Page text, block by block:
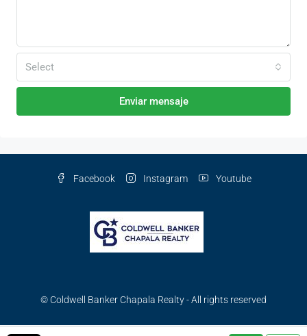
Select
Enviar mensaje
Facebook Instagram Youtube
© Coldwell Banker Chapala Realty - All rights reserved